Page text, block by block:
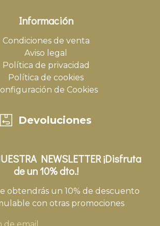
Información
Condiciones de venta
Aviso legal
Política de privacidad
Política de cookies
de Cookies
Devoluciones
NEWSLETTER ¡Disfruta
de un 10% dto.!
obtendrás un 10% de descuento
con otras promociones